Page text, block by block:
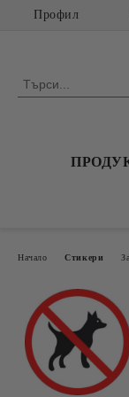
Профил
Начало Стикери